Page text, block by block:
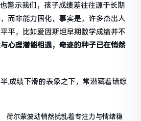
警示我们，孩子成绩差往往源于长期
而非能力固化，事实是，许多杰出人
平，比如爱因斯坦早期数学成绩并不
心理潜能相遇，奇迹的种子已在悄然
,成绩下滑的表象之下，常潜藏着错综
荷尔蒙波动悄然扰乱着专注力与情绪稳